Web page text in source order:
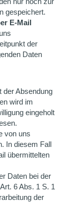
gespeichert.
E-Mail
der
Daten
der Absendung
wird im
eingeholt
von uns
In diesem Fall
übermittelten
Daten bei der
6 Abs. 1 S. 1
der